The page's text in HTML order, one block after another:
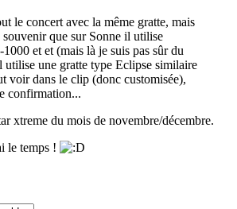
le concert avec la même gratte, mais
que sur Sonne il utilise
et et (mais là je suis pas sûr du
utilise une gratte type Eclipse similaire
voir dans le clip (donc customisée),
confirmation...
xtreme du mois de novembre/décembre.
le temps !